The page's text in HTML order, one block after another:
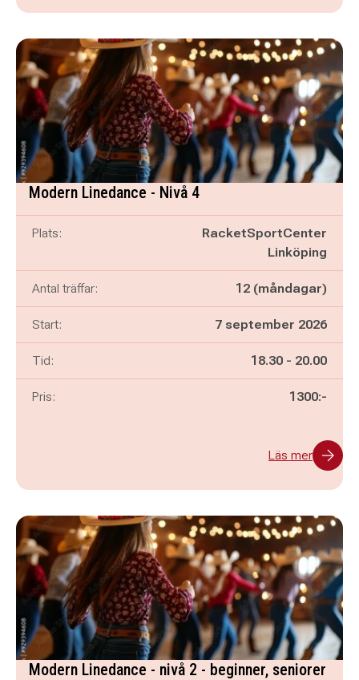
Modern Linedance - Nivå 4
Plats:
RacketSportCenter
Linköping
Antal träffar: 12 (måndagar)
Start: 7 september 2026
Tid: Pågår mellan
18.30 - och
20.00
Pris: 1300:-
Läs mer
Modern Linedance - nivå 2 - beginner, seniorer